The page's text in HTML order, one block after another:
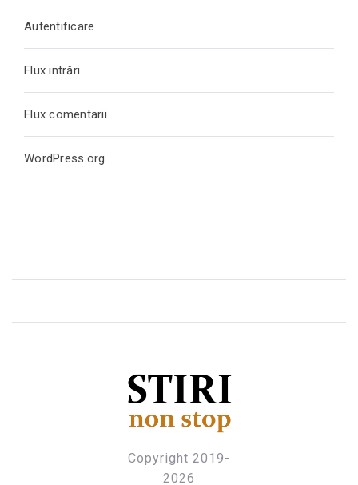
Autentificare
Flux intrări
Flux comentarii
WordPress.org
STIRINONSTOP
Fii la curent cu ultimele stiri
Copyright 2019-
2026